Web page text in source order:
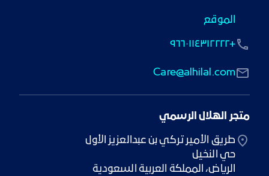
الموقع
Care@alhilal.com
+٩٦٦٠١١٤٣١٢٢٢٢
متجر الهلال الرسمي
حي النخيل